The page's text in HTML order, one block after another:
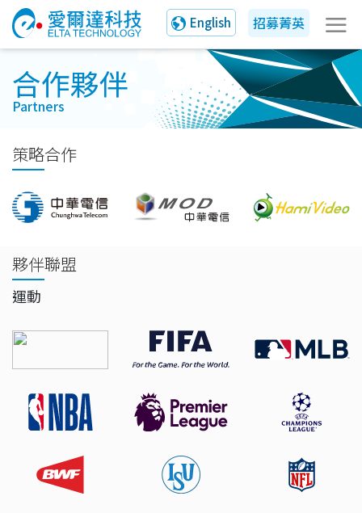
English 招募菁英
合作夥伴
Partners
策略合作
夥伴聯盟
運動